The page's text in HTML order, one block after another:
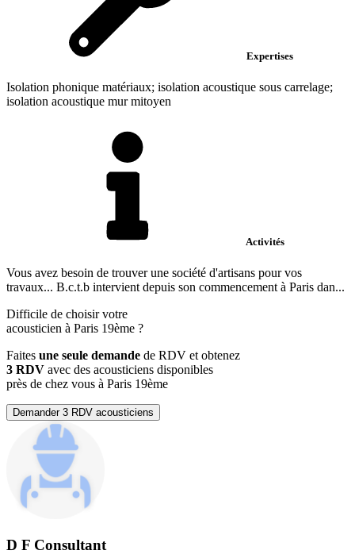
Expertises
Isolation phonique matériaux; isolation acoustique sous carrelage;
isolation acoustique mur mitoyen
Activités
Vous avez besoin de trouver une société d'artisans pour vos
travaux... B.c.t.b intervient depuis son commencement à Paris dan...
Difficile de choisir votre
acousticien à Paris 19ème ?
Faites une seule demande de RDV et obtenez
3 RDV avec des acousticiens disponibles
près de chez vous à Paris 19ème
Demander 3 RDV acousticiens
D F Consultant